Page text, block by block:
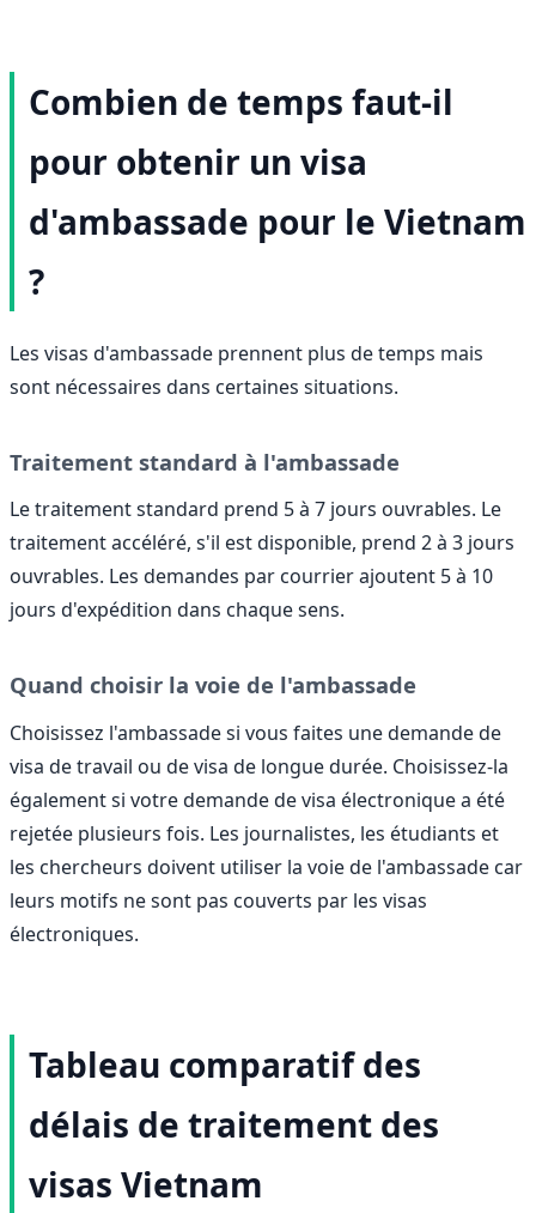
Combien de temps faut-il
pour obtenir un visa
d'ambassade pour le Vietnam
?
Les visas d'ambassade prennent plus de temps mais
sont nécessaires dans certaines situations.
Traitement standard à l'ambassade
Le traitement standard prend 5 à 7 jours ouvrables. Le
traitement accéléré, s'il est disponible, prend 2 à 3 jours
ouvrables. Les demandes par courrier ajoutent 5 à 10
jours d'expédition dans chaque sens.
Quand choisir la voie de l'ambassade
Choisissez l'ambassade si vous faites une demande de
visa de travail ou de visa de longue durée. Choisissez-la
également si votre demande de visa électronique a été
rejetée plusieurs fois. Les journalistes, les étudiants et
les chercheurs doivent utiliser la voie de l'ambassade car
leurs motifs ne sont pas couverts par les visas
électroniques.
Tableau comparatif des
délais de traitement des
visas Vietnam